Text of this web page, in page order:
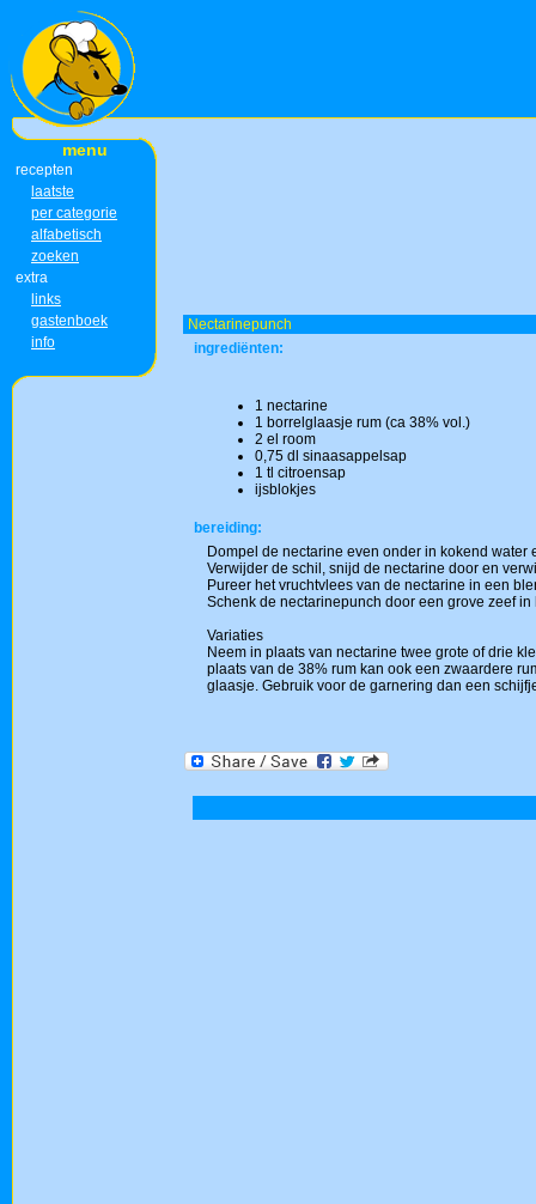
menu
recepten
laatste
per categorie
alfabetisch
zoeken
extra
links
gastenboek
info
Nectarinepunch
ingrediënten:
1 nectarine
1 borrelglaasje rum (ca 38% vol.)
2 el room
0,75 dl sinaasappelsap
1 tl citroensap
ijsblokjes
bereiding:
Dompel de nectarine even onder in kokend
Verwijder de schil, snijd de nectarine door en
Pureer het vruchtvlees van de nectarine in een
Schenk de nectarinepunch door een grove zeef
Variaties
Neem in plaats van nectarine twee grote of drie
plaats van de 38% rum kan ook een zwaardere
glaasje. Gebruik voor de garnering dan een